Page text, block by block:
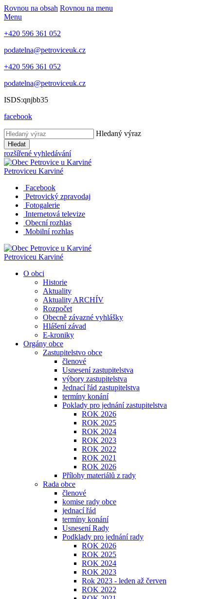
Rovnou na obsah Rovnou na menu
Menu
+420 596 361 052
podatelna@petroviceuk.cz
+420 596 361 052
podatelna@petroviceuk.cz
ISDS:qnjbb35
facebook
Hledaný výraz
Hledat
rozšířené vyhledávání
Petroviceu Karviné
Facebook
Petrovický zpravodaj
Fotogalerie
Internetová televize
Obecní rozhlas
Mobilní rozhlas
Petroviceu Karviné
O obci
Historie
Aktuality
Aktuality ARCHÍV
Rozpočet
Obecně závazné vyhlášky
Hlášení závad
E-kroniky
Orgány obce
Zastupitelstvo obce
členové
Usnesení zastupitelstva
výbory zastupitelstva
Jednací řád zastupitelstva
termíny konání
Poklady pro jednání zastupitelstva
ROK 2026
ROK 2025
ROK 2024
ROK 2023
ROK 2022
ROK 2021
ROK 2026
Přílohy materiálů z rady
Rada obce
členové
komise rady obce
jednací řád
termíny konání
Usnesení Rady
Podklady pro jednání rady
ROK 2026
ROK 2025
ROK 2024
ROK 2023
Rok 2023 - leden až červen
ROK 2022